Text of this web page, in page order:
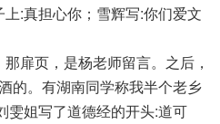
:真担心你；雪辉写:你们爱文
扉页，是杨老师留言。之后，
的。有湖南同学称我半个老乡
雯姐写了道德经的开头:道可